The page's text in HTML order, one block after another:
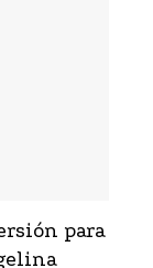
para